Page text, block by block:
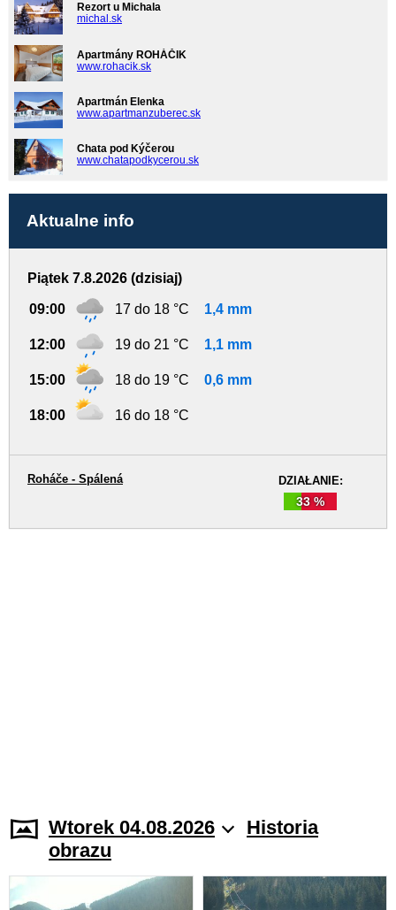
Rezort u Michala
michal.sk
Apartmány ROHÁČIK
www.rohacik.sk
Apartmán Elenka
www.apartmanzuberec.sk
Chata pod Kýčerou
www.chatapodkycerou.sk
Aktualne info
Piątek 7.8.2026 (dzisiaj)
09:00 17 do 18 °C 1,4 mm
12:00 19 do 21 °C 1,1 mm
15:00 18 do 19 °C 0,6 mm
18:00 16 do 18 °C
DZIAŁANIE:
33 %
Roháče - Spálená
Wtorek 04.08.2026
Historia
obrazu